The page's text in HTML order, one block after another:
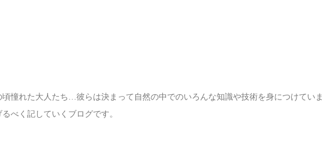
頃憧れた大人たち…彼らは決まって自然の中でのいろんな知識や技術を身につけてい
るべく記していくブログです。